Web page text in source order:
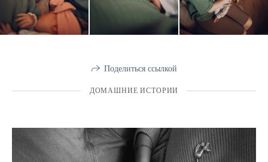
Поделиться ссылкой
ДОМАШНИЕ ИСТОРИИ